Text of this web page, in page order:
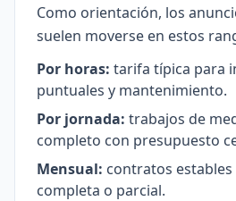
Como orientación, los
suelen moverse en estos
Por horas: tarifa típica para
puntuales y mantenimiento.
Por jornada: trabajos de
completo con presupuesto
Mensual: contratos
completa o parcial.